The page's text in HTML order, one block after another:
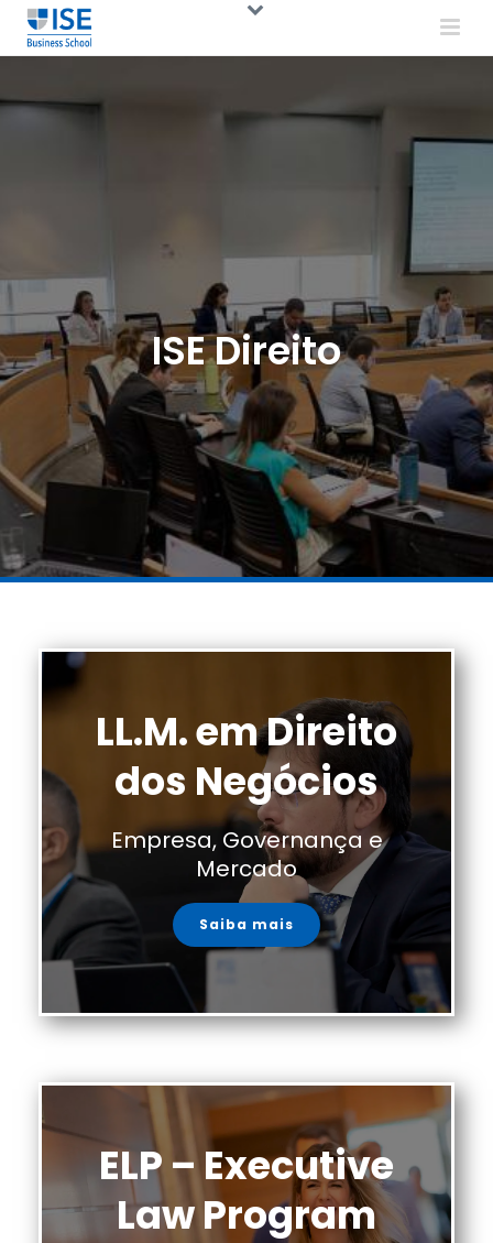
ISE Direito
LL.M. em Direito
dos Negócios
Empresa, Governança e
Mercado
Saiba mais
ELP – Executive
Law Program